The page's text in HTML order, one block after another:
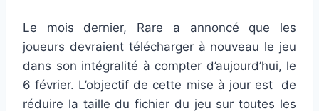
Le mois dernier, Rare a annoncé que les
joueurs devraient télécharger à nouveau le jeu
dans son intégralité à compter d’aujourd’hui, le
6 février. L’objectif de cette mise à jour est de
réduire la taille du fichier du jeu sur toutes les